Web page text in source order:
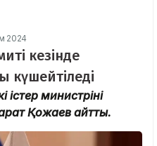
2024
кезінде
күшейтіледі
министрінің
Қожаев айтты.